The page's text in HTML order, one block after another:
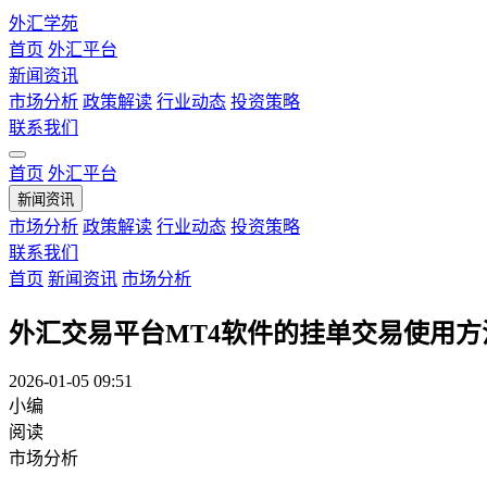
外汇学苑
首页 外汇平台
新闻资讯
市场分析 政策解读 行业动态 投资策略
联系我们
首页 外汇平台
新闻资讯
市场分析 政策解读 行业动态 投资策略
联系我们
首页 新闻资讯 市场分析
外汇交易平台MT4软件的挂单交易使用方
2026-01-05 09:51
小编
阅读
市场分析